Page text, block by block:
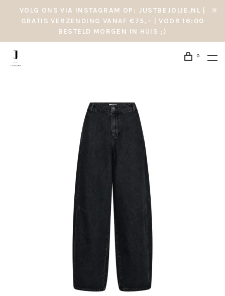
VOLG ONS VIA INSTAGRAM OP: JUSTBEJOLIE.NL |
GRATIS VERZENDING VANAF €75,– | VOOR 16:00
BESTELD MORGEN IN HUIS ;)
0